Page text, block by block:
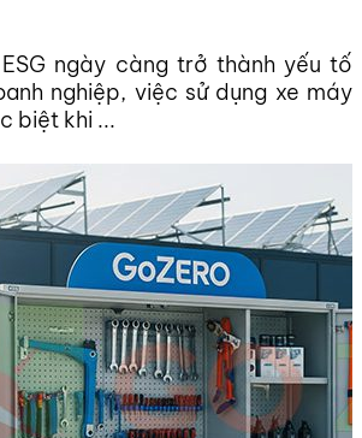
ngày càng trở thành yếu tố
nghiệp, việc sử dụng xe máy
biệt khi ...